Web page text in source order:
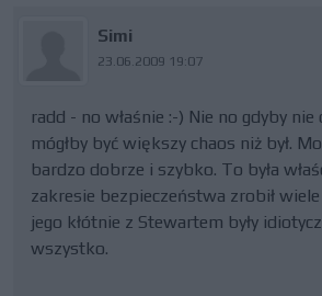
Simi
23.06.2009 19:07
radd - no właśnie :-) Nie no gdyby
mógłby być większy chaos niż był.
bardzo dobrze i szybko. To była
zakresie bezpieczeństwa zrobił
jego kłótnie z Stewartem były
wszystko.